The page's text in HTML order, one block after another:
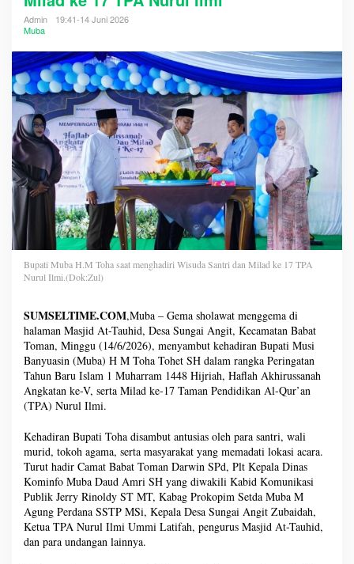
Admin
19:41-14 Juni 2026
Muba
Bupati Muba H.M Toha saat menghadiri Wisuda Santri dan Milad ke 17 TPA
Nurul Ilmi.(Dok:Zul)
SUMSELTIME.COM,Muba – Gema sholawat menggema di
halaman Masjid At-Tauhid, Desa Sungai Angit, Kecamatan Babat
Toman, Minggu (14/6/2026), menyambut kehadiran Bupati Musi
Banyuasin (Muba) H M Toha Tohet SH dalam rangka Peringatan
Tahun Baru Islam 1 Muharram 1448 Hijriah, Haflah Akhirussanah
Angkatan ke-V, serta Milad ke-17 Taman Pendidikan Al-Qur’an
(TPA) Nurul Ilmi.
Kehadiran Bupati Toha disambut antusias oleh para santri, wali
murid, tokoh agama, serta masyarakat yang memadati lokasi acara.
Turut hadir Camat Babat Toman Darwin SPd, Plt Kepala Dinas
Kominfo Muba Daud Amri SH yang diwakili Kabid Komunikasi
Publik Jerry Rinoldy ST MT, Kabag Prokopim Setda Muba M
Agung Perdana SSTP MSi, Kepala Desa Sungai Angit Zubaidah,
Ketua TPA Nurul Ilmi Ummi Latifah, pengurus Masjid At-Tauhid,
dan para undangan lainnya.